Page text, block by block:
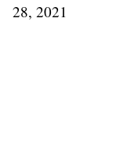
28, 2021